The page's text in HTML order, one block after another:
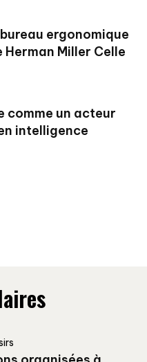
ergonomique
Miller Celle
comme un acteur
intelligence